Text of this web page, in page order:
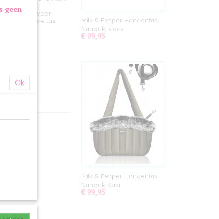
worden
zijden voor
is de tas
Milk & Pepper Hondentas
Nanouk Black
€ 99,95
Milk & Pepper Hondentas
Nanouk Kaki
€ 99,95
geen
Ok